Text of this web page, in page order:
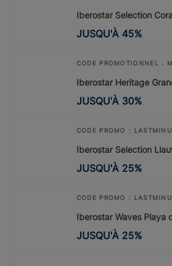
Iberostar Selection
JUSQU'À 45%
CODE PROMOTIONNEL :
Iberostar Heritage
JUSQU'À 30%
CODE PROMO :
Iberostar Selection
JUSQU'À 25%
CODE PROMO :
Iberostar Waves Playa
JUSQU'À 25%